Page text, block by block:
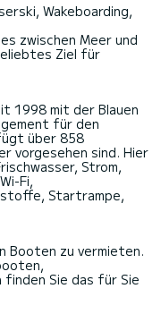
Wakeboarding,
zwischen Meer und
Ziel für
1998 mit der Blauen
für den
über 858
vorgesehen sind. Hier
Strom,
Fi,
Startrampe,
Booten zu vermieten.
Sie das für Sie